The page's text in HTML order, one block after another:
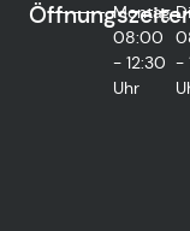
Montag
08:00
- 12:30
Uhr
-